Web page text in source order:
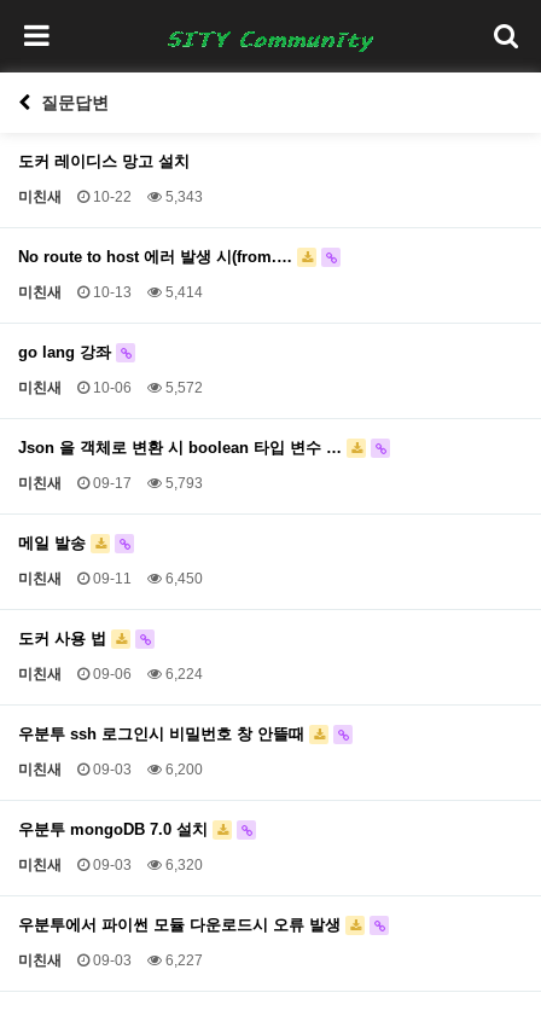
질문답변
도커 레이디스 망고 설치
미친새 10-22 5,343
No route to host 에러 발생 시(from.…
미친새 10-13 5,414
go lang 강좌
미친새 10-06 5,572
Json 을 객체로 변환 시 boolean 타입 변수 …
미친새 09-17 5,793
메일 발송
미친새 09-11 6,450
도커 사용 법
미친새 09-06 6,224
우분투 ssh 로그인시 비밀번호 창 안뜰때
미친새 09-03 6,200
우분투 mongoDB 7.0 설치
미친새 09-03 6,320
우분투에서 파이썬 모듈 다운로드시 오류 발생
미친새 09-03 6,227